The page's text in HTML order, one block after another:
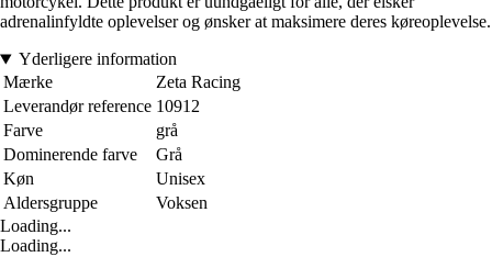
adrenalinfyldte oplevelser og ønsker at maksimere deres køreoplevelse.
Yderligere information
Mærke
Zeta Racing
Leverandør reference 10912
Farve
grå
Dominerende farve
Grå
Køn
Unisex
Aldersgruppe
Voksen
Loading...
Loading...